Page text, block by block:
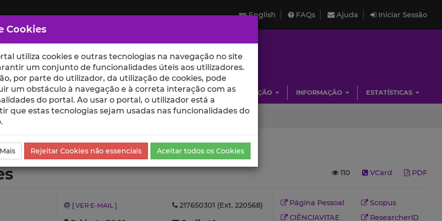
English FAQs Ajuda Iniciar Sessão
ESCOLAS UNIDADES INVESTIGAÇÃO INFORMAÇÃO ESTATÍSTICAS
110 VCard PDF
[ VER E-MAIL ]
217650301 (Ext. 220568)
Página Pessoal
Scopus
CIÊNCIAVITAE
ResearcherID
Cookies
utiliza cookies e outras tecnologias na navegação no site
um conjunto de funcionalidades úteis aos utilizadores.
por parte do utilizador, da utilização de cookies, pode
um obstáculo à navegação e à correta interação com as
do portal. Ao usar o portal, o utilizador está a
que estas tecnologias sejam usadas nas funcionalidades do
Rejeitar Cookies não essenciais Aceitar todos os Cookies